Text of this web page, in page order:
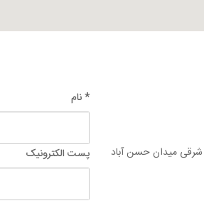
شرقی میدان حسن آباد
* نام
پست الکترونیک